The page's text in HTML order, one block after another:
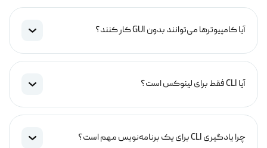
آیا کامپیوترها می‌توانند بدون GUI کار کنند؟
آیا CLI فقط برای لینوکس است؟
چرا یادگیری CLI برای یک برنامه‌نویس مهم است؟